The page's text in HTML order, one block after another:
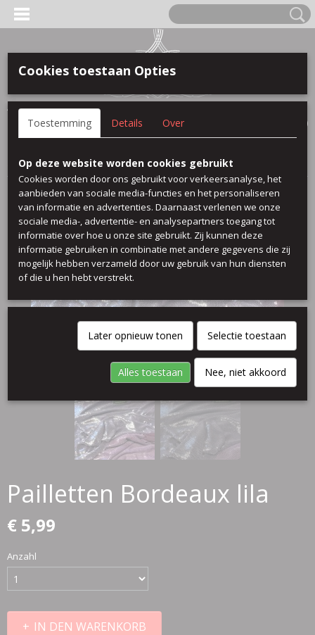
Anmelden Registrieren
(0)
Startseite>Pailletten stoff>Pailletten Bordeaux lila
Pailletten Bordeaux lila
€ 5,99
Anzahl
IN DEN WARENKORB
Cookies toestaan Opties
Toestemming Details Over
Op deze website worden cookies gebruikt
Cookies worden door ons gebruikt voor verkeersanalyse, het
aanbieden van sociale media-functies en het personaliseren
van informatie en advertenties. Daarnaast verlenen we onze
sociale media-, advertentie- en analysepartners toegang tot
informatie over hoe u onze site gebruikt. Zij kunnen deze
informatie gebruiken in combinatie met andere gegevens die zij
mogelijk hebben verzameld door uw gebruik van hun diensten
of die u hen hebt verstrekt.
Later opnieuw tonen Selectie toestaan
Alles toestaan Nee, niet akkoord